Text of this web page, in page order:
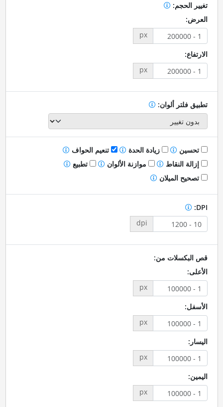
تغيير الحجم:
العرض:
px
الارتفاع:
px
تطبيق فلتر ألوان:
تحسين زيادة الحدة
تنعيم الحواف
إزالة النقاط
موازنة الألوان
تطبيع
تصحيح الميلان
DPI:
dpi
قص البكسلات من:
الأعلى:
px
الأسفل:
px
اليسار:
px
اليمين:
px